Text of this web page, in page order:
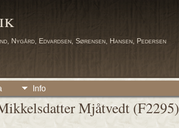
Nygård, Edvardsen, Sørensen, Hansen, Pedersen
Info
Mjåtvedt (F2295)